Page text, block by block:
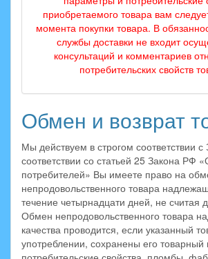
приобретаемого товара вам
момента покупки товара. В
службы доставки не входит
консультаций и комментариев
потребительских свойств
Обмен и возврат
Мы действуем в строгом соответствии
соответствии со статьей 25 Закона РФ
потребителей» Вы имеете право на
непродовольственного товара
течение четырнадцати дней, не считая
Обмен непродовольственного товара
качества проводится, если указанный
употреблении, сохранены его товарный